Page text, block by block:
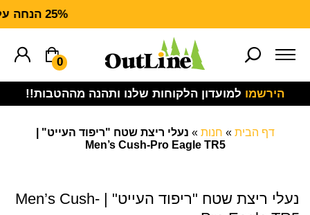
25% הנחה על ציוד מנדף CARHARTT FORCE
0
הירשמו למועדון הלקוחות שלנו ותהנה מההטבות!!
דף הבית » חנות » נעלי ריצת שטח "ריפוד העייט" |
Men’s Cush-Pro Eagle TR5
נעלי ריצת שטח "ריפוד העייט" | Men’s Cush-